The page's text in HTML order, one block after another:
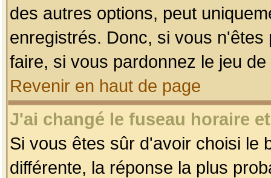
des autres options, peut
enregistrés. Donc, si vous
faire, si vous pardonnez le jeu
Revenir en haut de page
J'ai changé le fuseau horaire
Si vous êtes sûr d'avoir choisi le
différente, la réponse la plus